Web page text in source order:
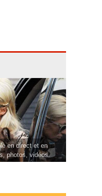
en direct et en
photos, vidéos.